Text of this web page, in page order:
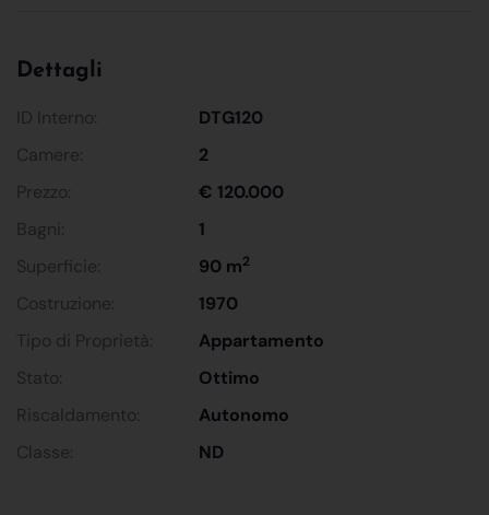
Dettagli
ID Interno:
DTG120
Camere:
2
Prezzo:
€ 120.000
Bagni:
1
Superficie:
90 m2
Costruzione:
1970
Tipo di Proprietà:
Appartamento
Stato:
Ottimo
Riscaldamento:
Autonomo
Classe:
ND